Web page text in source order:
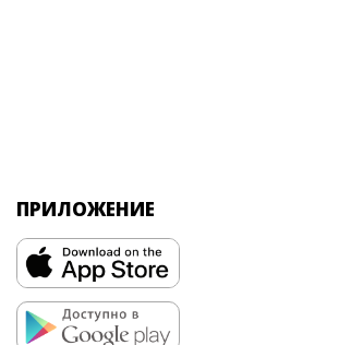
ПРИЛОЖЕНИЕ